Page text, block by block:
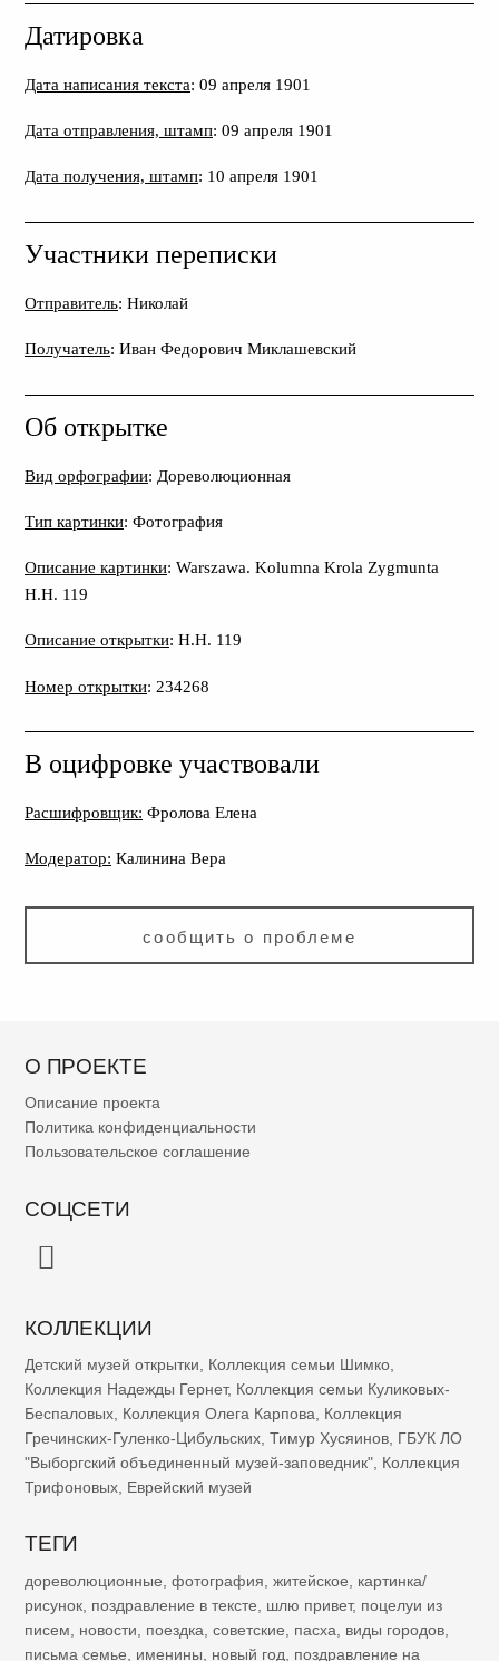
Датировка
Дата написания текста: 09 апреля 1901
Дата отправления, штамп: 09 апреля 1901
Дата получения, штамп: 10 апреля 1901
Участники переписки
Отправитель: Николай
Получатель: Иван Федорович Миклашевский
Об открытке
Вид орфографии: Дореволюционная
Тип картинки: Фотография
Описание картинки: Warszawa. Kolumna Krola Zygmunta
H.H. 119
Описание открытки: H.H. 119
Номер открытки: 234268
В оцифровке участвовали
Расшифровщик: Фролова Елена
Модератор: Калинина Вера
сообщить о проблеме
О ПРОЕКТЕ
Описание проекта
Политика конфиденциальности
Пользовательское соглашение
СОЦСЕТИ
КОЛЛЕКЦИИ
Детский музей открытки Коллекция семьи Шимко
Коллекция Надежды Гернет, Коллекция семьи Куликовых-
Беспаловых Коллекция Олега Карпова
Коллекция
Гречинских-Гуленко-Цибульских Тимур Хусяинов ГБУК ЛО
"Выборгский объединенный музей-заповедник" Коллекция
Трифоновых Еврейский музей
ТЕГИ
дореволюционные фотография житейское
картинка/
рисунок поздравление в тексте шлю привет, поцелуи из
писем
новости поездка советские пасха виды городов
письма семье
именины новый год поздравление на